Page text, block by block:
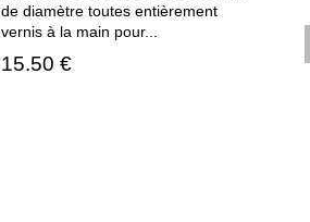
de diamètre toutes entièrement
vernis à la main pour...
15.50 €